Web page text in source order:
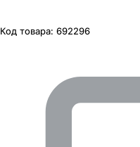
Код товара: 692296